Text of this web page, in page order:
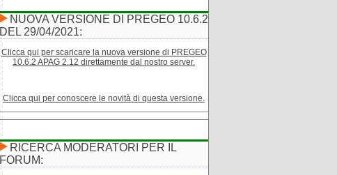
NUOVA VERSIONE DI PREGEO 10.6.2
DEL 29/04/2021:
Clicca qui per scaricare la nuova versione di PREGEO
10.6.2 APAG 2.12 direttamente dal nostro server.
Clicca qui per conoscere le novità di questa versione.
RICERCA MODERATORI PER IL
FORUM: